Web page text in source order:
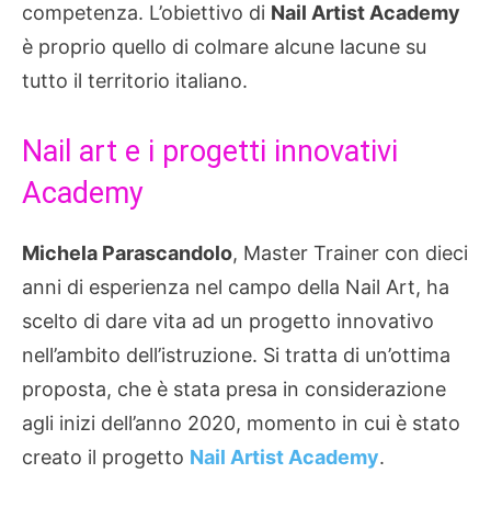
competenza. L’obiettivo di Nail Artist Academy
è proprio quello di colmare alcune lacune su
tutto il territorio italiano.
Nail art e i progetti innovativi
Academy
Michela Parascandolo, Master Trainer con dieci
anni di esperienza nel campo della Nail Art, ha
scelto di dare vita ad un progetto innovativo
nell’ambito dell’istruzione. Si tratta di un’ottima
proposta, che è stata presa in considerazione
agli inizi dell’anno 2020, momento in cui è stato
creato il progetto Nail Artist Academy.